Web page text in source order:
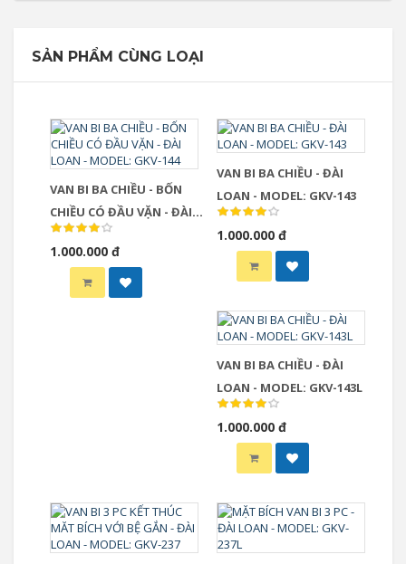
SẢN PHẨM CÙNG LOẠI
VAN BI BA CHIỀU - BỐN
CHIỀU CÓ ĐẦU VẶN - ĐÀI
LOAN - MODEL: GKV-144
1.000.000 đ
VAN BI BA CHIỀU - ĐÀI
LOAN - MODEL: GKV-143
1.000.000 đ
VAN BI BA CHIỀU - ĐÀI
LOAN - MODEL: GKV-143L
1.000.000 đ